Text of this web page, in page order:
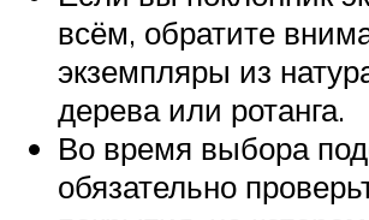
всём, обратите
экземпляры из
дерева или ротанга.
Во время выбора
обязательно